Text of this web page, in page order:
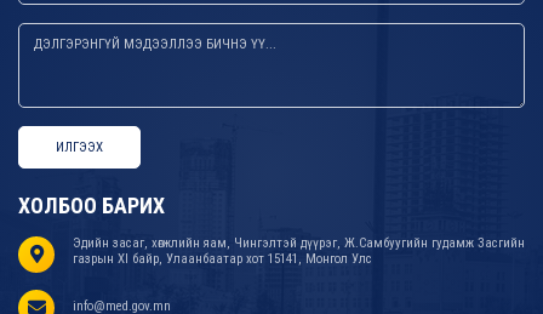
ИЛГЭЭХ
ХОЛБОО БАРИХ
Эдийн засаг, хөгжлийн яам, Чингэлтэй дүүрэг, Ж.Самбуугийн гудамж Засгийн
газрын XI байр, Улаанбаатар хот 15141, Монгол Улс
info@med.gov.mn